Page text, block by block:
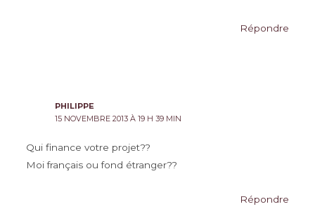
Répondre
PHILIPPE
15 NOVEMBRE 2013 À 19 H 39 MIN
Qui finance votre projet??
Moi français ou fond étranger??
Répondre